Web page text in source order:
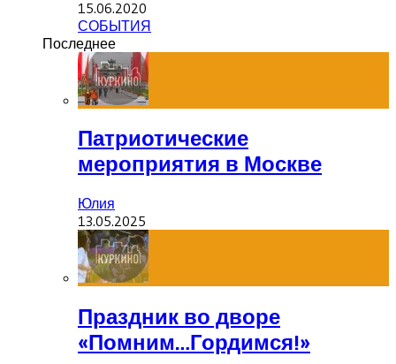
15.06.2020
СОБЫТИЯ
Последнее
Патриотические
мероприятия в Москве
Юлия
13.05.2025
Праздник во дворе
«Помним…Гордимся!»